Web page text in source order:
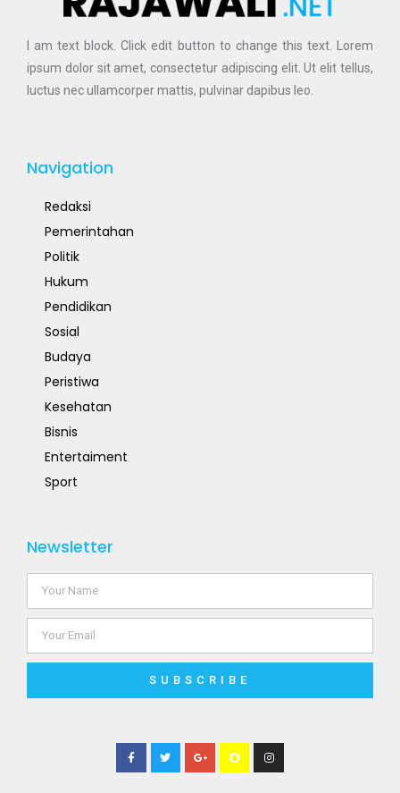
I am text block. Click edit button to change this text. Lorem
ipsum dolor sit amet, consectetur adipiscing elit. Ut elit tellus,
luctus nec ullamcorper mattis, pulvinar dapibus leo.
Navigation
Redaksi
Pemerintahan
Politik
Hukum
Pendidikan
Sosial
Budaya
Peristiwa
Kesehatan
Bisnis
Entertaiment
Sport
Newsletter
SUBSCRIBE